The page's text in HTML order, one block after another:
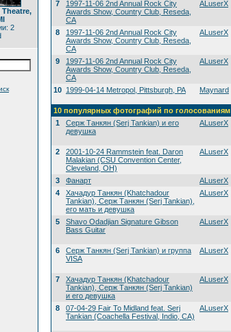
Theatre,
2
7
1997-11-06 2nd Annual Rock City
Awards Show, Country Club, Reseda,
CA
ALuserX
8
1997-11-06 2nd Annual Rock City
Awards Show, Country Club, Reseda,
CA
ALuserX
9
1997-11-06 2nd Annual Rock City
Awards Show, Country Club, Reseda,
CA
ALuserX
10 1999-04-14 Metropol, Pittsburgh, PA Maynard
10 популярных фотографий по голосованиям
1
Серж Танкян (Serj Tankian) и его
девушка
ALuserX
2
2001-10-24 Rammstein feat. Daron
Malakian (CSU Convention Center,
Cleveland, OH)
ALuserX
3 Фанарт ALuserX
4
Хачадур Танкян (Khatchadour
Tankian), Серж Танкян (Serj Tankian),
его мать и девушка
ALuserX
5
Shavo Odadjian Signature Gibson
Bass Guitar
ALuserX
6
Серж Танкян (Serj Tankian) и группа
VISA
ALuserX
7
Хачадур Танкян (Khatchadour
Tankian), Серж Танкян (Serj Tankian)
и его девушка
ALuserX
8
07-04-29 Fair To Midland feat. Serj
Tankian (Coachella Festival, Indio, CA)
ALuserX